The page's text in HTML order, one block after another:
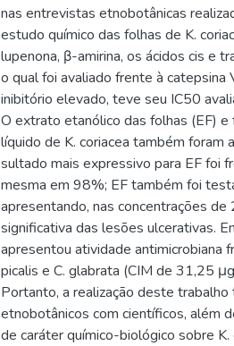
nas entrevistas etnobotânicas
estudo químico das folhas de K.
lupenona, β-amirina, os ácidos cis e
o qual foi avaliado frente à
inibitório elevado, teve seu IC50
O extrato etanólico das folhas (EF)
líquido de K. coriacea também foram
sultado mais expressivo para EF foi
mesma em 98%; EF também foi
apresentando, nas concentrações
significativa das lesões ulcerativas.
apresentou atividade antimicrobiana
picalis e C. glabrata (CIM de 31,25
Portanto, a realização deste
etnobotânicos com científicos, além
de caráter químico-biológico sobre K.